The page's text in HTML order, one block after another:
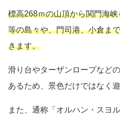
標高268ｍの山頂から関門海
等の島々や、門司港、小倉ま
きます。
滑り台やターザンロープなど
あるため、景色だけではなく
また、通称「オルハン・スヨ